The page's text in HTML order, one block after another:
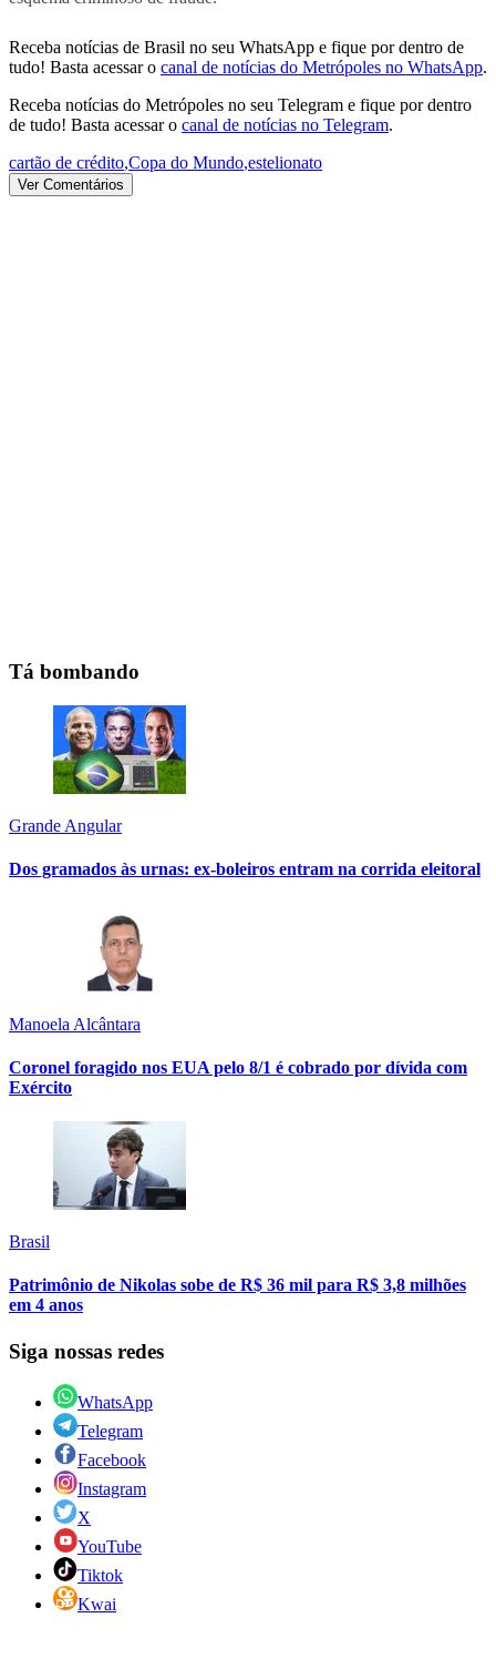
Receba notícias de Brasil no seu WhatsApp e fique por dentro de
tudo! Basta acessar o canal de notícias do Metrópoles no WhatsApp.
Receba notícias do Metrópoles no seu Telegram e fique por dentro
de tudo! Basta acessar o canal de notícias no Telegram.
cartão de crédito,Copa do Mundo,estelionato
Ver Comentários
Tá bombando
Grande Angular
Dos gramados às urnas: ex-boleiros entram na corrida eleitoral
Manoela Alcântara
Coronel foragido nos EUA pelo 8/1 é cobrado por dívida com
Exército
Brasil
Patrimônio de Nikolas sobe de R$ 36 mil para R$ 3,8 milhões
em 4 anos
Siga nossas redes
WhatsApp
Telegram
Facebook
Instagram
X
YouTube
Tiktok
Kwai